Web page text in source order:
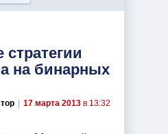
на бинарных
17 марта 2013 в 13:32